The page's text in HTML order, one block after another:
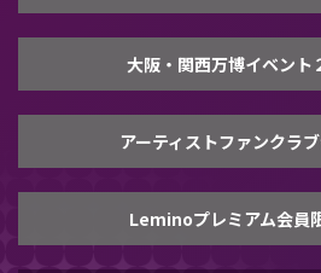
大阪・関西万博イベント
アーティストファンクラ
Leminoプレミアム会員